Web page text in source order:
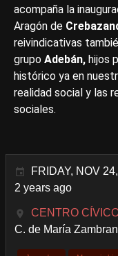
acompaña la
Aragón de
reivindicativas
grupo Adebán, hijos
histórico ya en
realidad social y las
sociales.
FRIDAY, NOV
2 years ago
CENTRO
C. de María